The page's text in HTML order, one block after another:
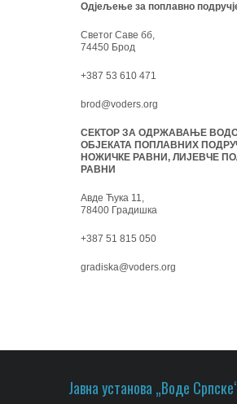
Одјељење за поплавно
Светог Саве бб,
74450 Брод
+387 53 610 471
brod@voders.org
СЕКТОР ЗА ОДРЖАВАЊЕ
ОБЈЕКАТА ПОПЛАВНИХ
НОЖИЧКЕ РАВНИ, ЛИЈЕВЧЕ
РАВНИ
Авде Ћука 11,
78400 Градишка
+387 51 815 050
gradiska@voders.org
Јавна установа „Воде